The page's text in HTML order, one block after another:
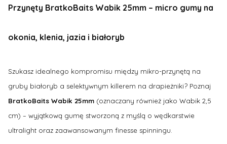
Przynęty BratkoBaits Wabik 25mm – micro gumy na
okonia, klenia, jazia i białoryb
Szukasz idealnego kompromisu między mikro-przynętą na
gruby białoryb a selektywnym killerem na drapieżniki? Poznaj
BratkoBaits Wabik 25mm (oznaczany również jako Wabik 2,5
cm) – wyjątkową gumę stworzoną z myślą o wędkarstwie
ultralight oraz zaawansowanym finesse spinningu.